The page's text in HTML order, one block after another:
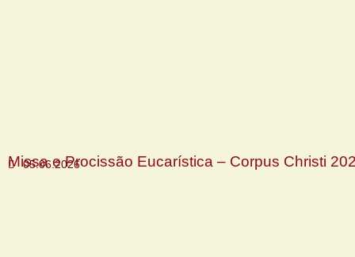
Missa e Procissão Eucarística – Corpus Christi
05.06.2026